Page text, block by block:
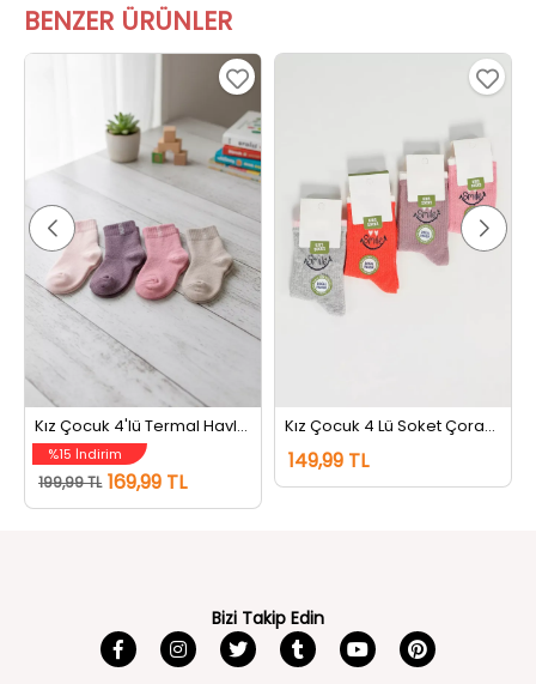
BENZER ÜRÜNLER
Kız Çocuk 4'lü Termal Havlu Çorap (renkler Farklı Gelebilir) Renkli
%15 İndirim
199,99 TL 169,99 TL
Kız Çocuk 4 Lü Soket Çorap (renkler Farklı Gelebilir) Renkli
149,99 TL
Bizi Takip Edin